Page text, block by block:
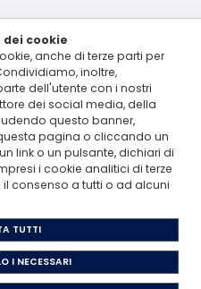
Linkedin
Milan, Italy
T: +39 02 6200 121
Codice destinatario: A4707H7 -
Policy
Policy
il codice 231/01
cookie
anche di terze parti per
inoltre,
dell'utente con i nostri
dei social media, della
questo banner,
pagina o cliccando un
link o un pulsante, dichiari di
i cookie analitici di terze
consenso a tutti o ad alcuni
TUTTI
I NECESSARI